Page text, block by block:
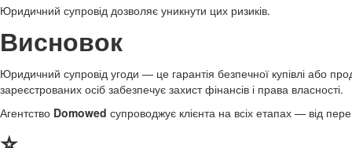
Юридичний супровід дозволяє уникнути цих ризиків.
Висновок
Юридичний супровід угоди — це гарантія безпечної купівлі або
зареєстрованих осіб забезпечує захист фінансів і права власності.
Агентство Domowed супроводжує клієнта на всіх етапах — від